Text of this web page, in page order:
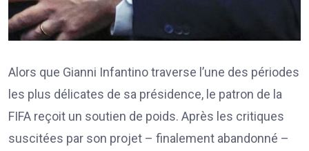
Alors que Gianni Infantino traverse l’une des périodes
les plus délicates de sa présidence, le patron de la
FIFA reçoit un soutien de poids. Après les critiques
suscitées par son projet – finalement abandonné –